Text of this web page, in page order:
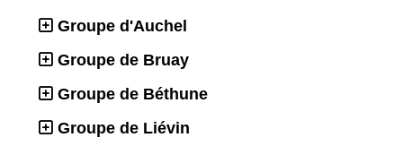
Groupe d'Auchel
Groupe de Bruay
Groupe de Béthune
Groupe de Liévin